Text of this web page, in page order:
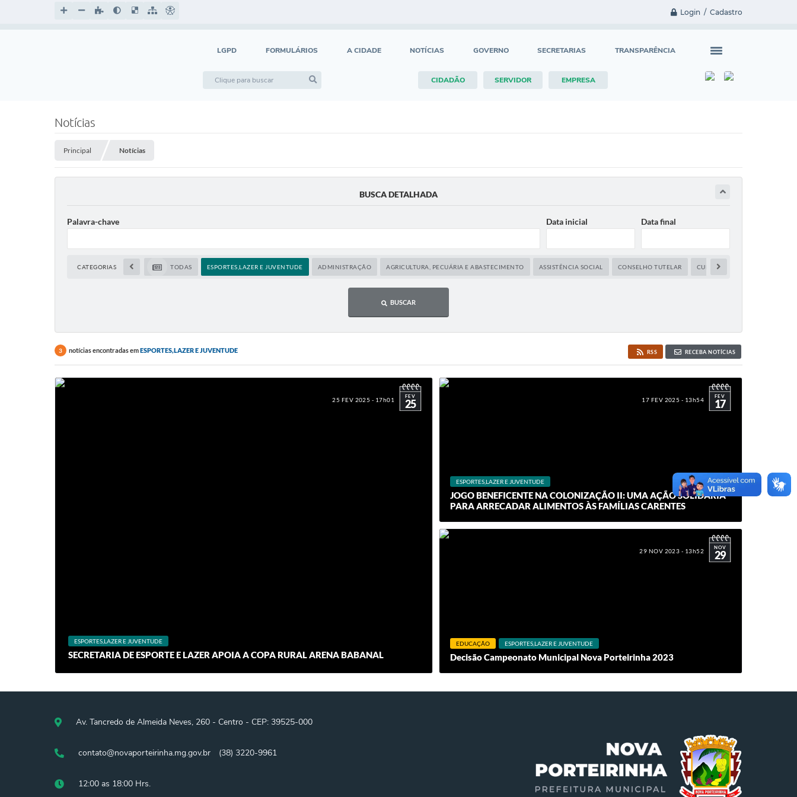
Login / Cadastro
LGPD FORMULÁRIOS A CIDADE NOTÍCIAS GOVERNO SECRETARIAS TRANSPARÊNCIA
CIDADÃO SERVIDOR EMPRESA
Notícias
Principal Notícias
BUSCA DETALHADA
Palavra-chave Data inicial Data final
CATEGORIAS TODAS ESPORTES,LAZER E JUVENTUDE ADMINISTRAÇÃO AGRICULTURA, PECUÁRIA E ABASTECIMENTO ASSISTÊNCIA SOCIAL CONSELHO TUTELAR CULTURA
BUSCAR
3 notícias encontradas emESPORTES,LAZER E JUVENTUDE RSS RECEBA NOTÍCIAS
25 FEV 2025 - 17h01 FEV
25
ESPORTES,LAZER E JUVENTUDE
SECRETARIA DE ESPORTE E LAZER APOIA A COPA RURAL ARENA BABANAL
17 FEV 2025 - 13h54 FEV
17
ESPORTES,LAZER E JUVENTUDE
JOGO BENEFICENTE NA COLONIZAÇÃO II: UMA AÇÃO SOLIDÁRIA
PARA ARRECADAR ALIMENTOS ÀS FAMÍLIAS CARENTES
29 NOV 2023 - 13h52 NOV
29
EDUCAÇÃO ESPORTES,LAZER E JUVENTUDE
Decisão Campeonato Municipal Nova Porteirinha 2023
Av. Tancredo de Almeida Neves, 260 - Centro - CEP: 39525-000
contato@novaporteirinha.mg.gov.br (38) 3220-9961
12:00 as 18:00 Hrs.